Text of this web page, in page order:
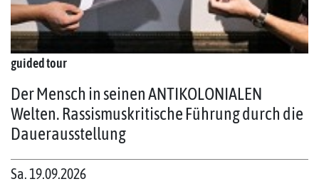
guided tour
Der Mensch in seinen ANTIKOLONIALEN
Welten. Rassismuskritische Führung durch die
Dauerausstellung
Sa. 19.09.2026